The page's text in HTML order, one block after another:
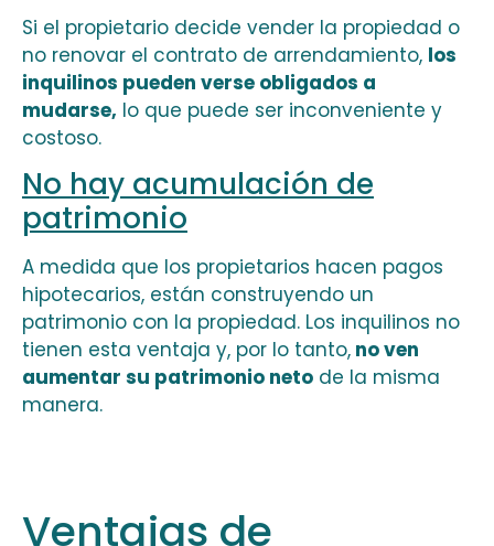
Si el propietario decide vender la propiedad o
no renovar el contrato de arrendamiento, los
inquilinos pueden verse obligados a
mudarse, lo que puede ser inconveniente y
costoso.
No hay acumulación de
patrimonio
A medida que los propietarios hacen pagos
hipotecarios, están construyendo un
patrimonio con la propiedad. Los inquilinos no
tienen esta ventaja y, por lo tanto,no ven
aumentar su patrimonio netode la misma
manera.
Ventajas de